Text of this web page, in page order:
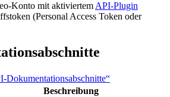
Konto mit aktiviertem API-Plugin
(Personal Access Token oder
Dokumentationsabschnitte“
Beschreibung